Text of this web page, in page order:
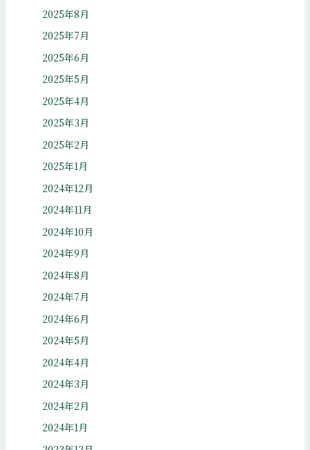
2025年8月
2025年7月
2025年6月
2025年5月
2025年4月
2025年3月
2025年2月
2025年1月
2024年12月
2024年11月
2024年10月
2024年9月
2024年8月
2024年7月
2024年6月
2024年5月
2024年4月
2024年3月
2024年2月
2024年1月